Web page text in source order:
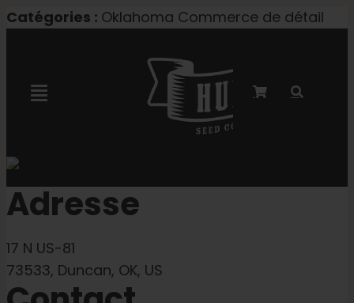
Skip
Catégories : Oklahoma Commerce de détail
Toggle
Semences féminisées
Graines Autoflower
Adresse
17 N US-81
73533, Duncan, OK, US